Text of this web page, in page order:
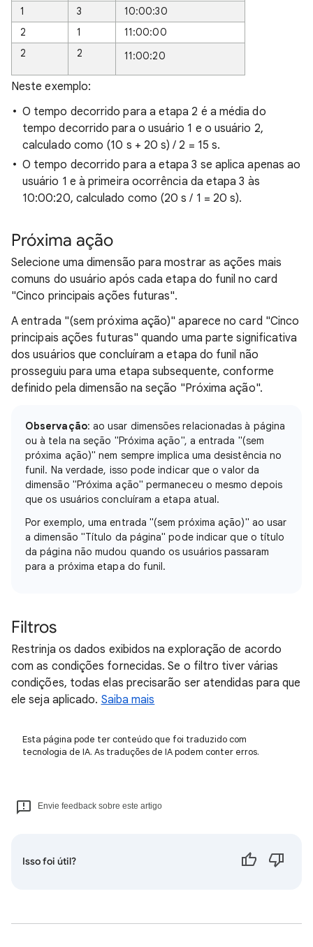
1
3
10:00:30
2
1
11:00:00
2
2 11:00:20
Neste exemplo:
O tempo decorrido para a etapa 2 é a média do
tempo decorrido para o usuário 1 e o usuário 2,
calculado como (10 s + 20 s) / 2 = 15 s.
O tempo decorrido para a etapa 3 se aplica apenas ao
usuário 1 e à primeira ocorrência da etapa 3 às
10:00:20, calculado como (20 s / 1 = 20 s).
Próxima ação
Selecione uma dimensão para mostrar as ações mais
comuns do usuário após cada etapa do funil no card
"Cinco principais ações futuras".
A entrada "(sem próxima ação)" aparece no card "Cinco
principais ações futuras" quando uma parte significativa
dos usuários que concluíram a etapa do funil não
prosseguiu para uma etapa subsequente, conforme
definido pela dimensão na seção "Próxima ação".
Observação: ao usar dimensões relacionadas à página
ou à tela na seção "Próxima ação", a entrada "(sem
próxima ação)" nem sempre implica uma desistência no
funil. Na verdade, isso pode indicar que o valor da
dimensão "Próxima ação" permaneceu o mesmo depois
que os usuários concluíram a etapa atual.
Por exemplo, uma entrada "(sem próxima ação)" ao usar
a dimensão "Título da página" pode indicar que o título
da página não mudou quando os usuários passaram
para a próxima etapa do funil.
Filtros
Restrinja os dados exibidos na exploração de acordo
com as condições fornecidas. Se o filtro tiver várias
condições, todas elas precisarão ser atendidas para que
ele seja aplicado. Saiba mais
Esta página pode ter conteúdo que foi traduzido com
tecnologia de IA. As traduções de IA podem conter erros.
Envie feedback sobre este artigo
Isso foi útil?